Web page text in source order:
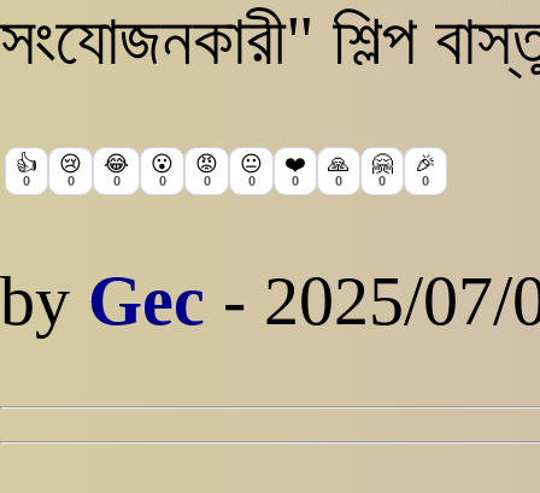
সংযোজনকারী" শিল্প
👍
0
😢
0
😂
0
😮
0
😡
0
😐
0
❤️
0
🙏
0
🤗
0
🎉
0
by Gec - 2025/07/